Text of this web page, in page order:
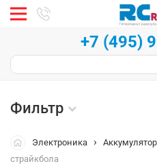
+7 (495)
Фильтр
Электроника
страйкбола